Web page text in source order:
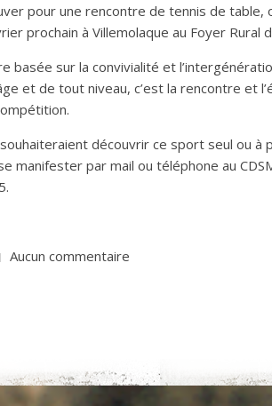
pour une rencontre de tennis de table,
prochain à Villemolaque au Foyer Rural
basée sur la convivialité et
et de tout niveau, c’est la rencontre et
haiteraient découvrir ce sport seul ou à
manifester par mail ou téléphone au
Aucun commentaire